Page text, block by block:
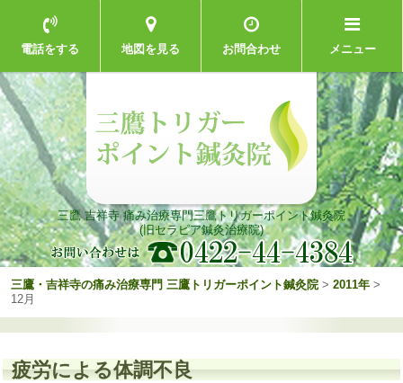
電話をする 地図を見る お問合わせ メニュー
三鷹 吉祥寺 痛み治療専門三鷹トリガーポイント鍼灸院
(旧セラピア鍼灸治療院)
三鷹・吉祥寺の痛み治療専門 三鷹トリガーポイント鍼灸院 > 2011年 >
12月
疲労による体調不良